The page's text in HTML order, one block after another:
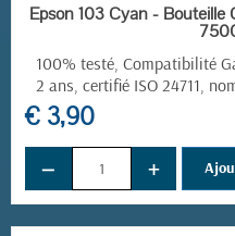
EN
Epson 103 Cyan -
100% testé, Compatibilité
2 ans, certifié ISO 24711,
€ 3,90
− +